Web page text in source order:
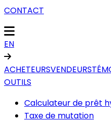
CONTACT
EN
ACHETEURSVENDEURS
OUTILS
Calculateur de prêt
Taxe de mutation